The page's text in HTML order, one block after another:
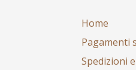
Home
Pagamenti
Spedizioni